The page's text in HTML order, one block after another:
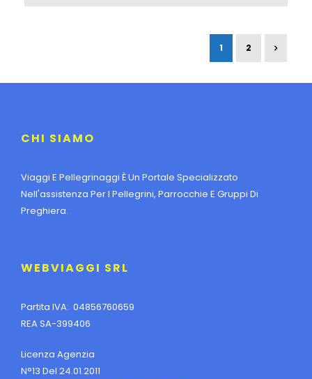
1 2
CHI SIAMO
Viaggi E Pellegrinaggi È Un Portale Specializzato
Nell'assistenza Per I Pellegrini, Parrocchie E Gruppi Di
Preghiera.
WEBVIAGGI SRL
Partita IVA: 04856760659
REA SA-399406
Licenza Agenzia
N°13 Del 24.01.2011